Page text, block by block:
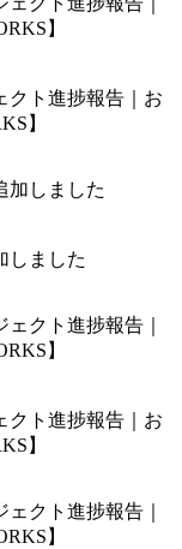
クト進捗報告｜お
】
しました
クト進捗報告｜お
】